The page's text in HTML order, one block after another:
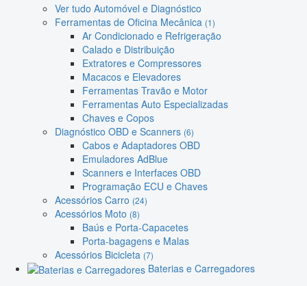
Ver tudo Automóvel e Diagnóstico
Ferramentas de Oficina Mecânica (1)
Ar Condicionado e Refrigeração
Calado e Distribuição
Extratores e Compressores
Macacos e Elevadores
Ferramentas Travão e Motor
Ferramentas Auto Especializadas
Chaves e Copos
Diagnóstico OBD e Scanners (6)
Cabos e Adaptadores OBD
Emuladores AdBlue
Scanners e Interfaces OBD
Programação ECU e Chaves
Acessórios Carro (24)
Acessórios Moto (8)
Baús e Porta-Capacetes
Porta-bagagens e Malas
Acessórios Bicicleta (7)
Baterias e Carregadores